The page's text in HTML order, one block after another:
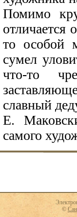
Помимо
отличается
то особой
сумел
что-то
славный
Е.
самого
©